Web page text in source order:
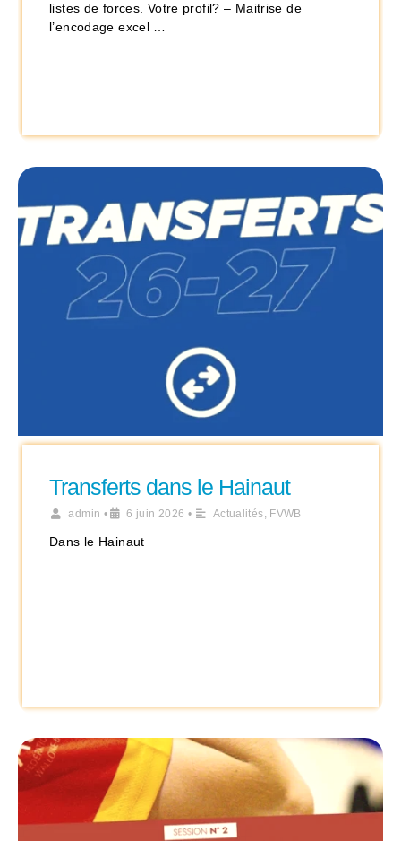
listes de forces. Votre profil? – Maitrise de
l’encodage excel …
Transferts dans le Hainaut
admin • 6 juin 2026 • Actualités, FVWB
Dans le Hainaut